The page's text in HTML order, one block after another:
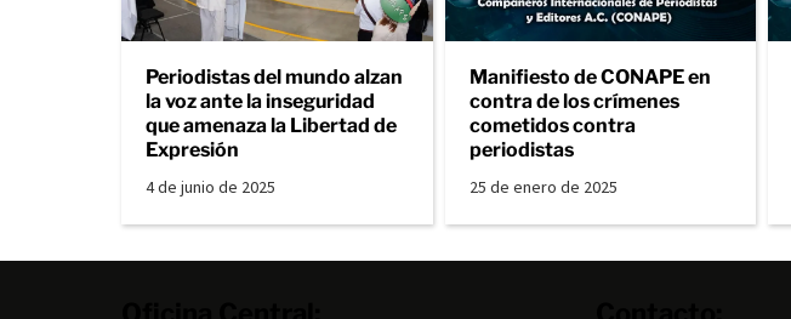
Periodistas del mundo alzan
la voz ante la inseguridad
que amenaza la Libertad de
Expresión
4 de junio de 2025
Manifiesto de CONAPE en
contra de los crímenes
cometidos contra
periodistas
25 de enero de 2025